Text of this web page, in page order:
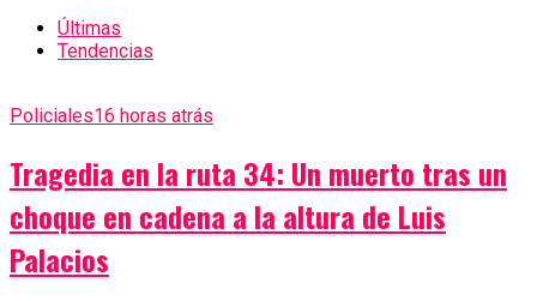
Últimas
Tendencias
Policiales16 horas atrás
Tragedia en la ruta 34: Un muerto tras un
choque en cadena a la altura de Luis
Palacios